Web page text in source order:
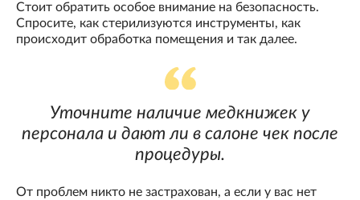
Стоит обратить особое внимание на безопасность.
Спросите, как стерилизуются инструменты, как
происходит обработка помещения и так далее.
Уточните наличие медкнижек у
персонала и дают ли в салоне чек после
процедуры.
От проблем никто не застрахован, а если у вас нет